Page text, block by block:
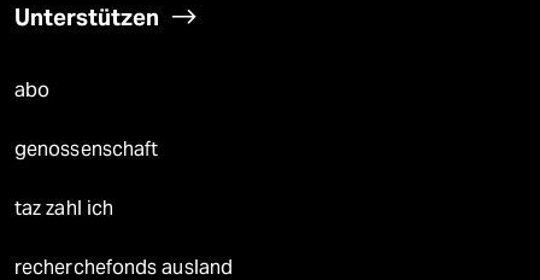
Unterstützen
abo
genossenschaft
taz zahl ich
recherchefonds ausland